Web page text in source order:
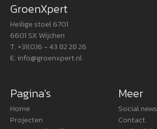
GroenXpert
Heilige stoel 6701
6601 SX Wijchen
T. +31(0)6 - 43 82 28 26
E. info@groenxpert.nl
Pagina's
Home
Projecten
Meer
Social news
Contact